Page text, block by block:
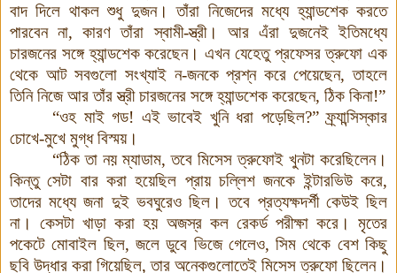
বাদ দিলে থাকল শুধু দুজন। তাঁরা নিজেদের মধ্যে হ্যান্ডশেক করতে
পারবেন না,কারণ তাঁরা স্বামী-স্ত্রী। আর এঁরা দুজনেই ইতিমধ্যে
চারজনের সঙ্গে হ্যান্ডশেক করেছেন। এখন যেহেতু প্রফেসর ত্রুফো এক
থেকে আট সবগুলো সংখ্যাই ন-জনকে প্রশ্ন করে পেয়েছেন,তাহলে
তিনি নিজে আর তাঁর স্ত্রী চারজনের সঙ্গে হ্যান্ডশেক করেছেন, ঠিক কিনা!”
“ওহ মাই গড! এই ভাবেই খুনি ধরা পড়েছিল?”ফ্র্যান্সিস্কার
চোখে-মুখে মুগ্ধ বিস্ময়।
“ঠিক তা নয় ম্যাডাম,তবে মিসেস ত্রুফোই খুনটা করেছিলেন।
কিন্তু সেটা বার করা হয়েছিল প্রায় চল্লিশ জনকে ইন্টারভিউ করে,
তাদের মধ্যে জনা দুই ভবঘুরেও ছিল। তবে প্রত্যক্ষদর্শী কেউই ছিল
না। কেসটা খাড়া করা হয় অজস্র কল রেকর্ড পরীক্ষা করে। মৃতের
পকেটে মোবাইল ছিল, জলে ডুবে ভিজে গেলেও,সিম থেকে বেশ কিছু
ছবি উদ্ধার করা গিয়েছিল,তার অনেকগুলোতেই মিসেস ত্রুফো ছিলেন।